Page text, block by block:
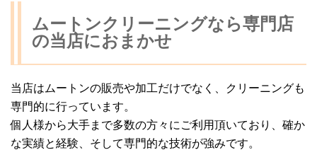
ムートンクリーニングなら専門店
の当店におまかせ
当店はムートンの販売や加工だけでなく、クリーニングも
専門的に行っています。
個人様から大手まで多数の方々にご利用頂いており、確か
な実績と経験、そして専門的な技術が強みです。